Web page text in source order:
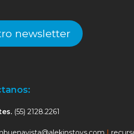
newsletter
(55) 2128.2261